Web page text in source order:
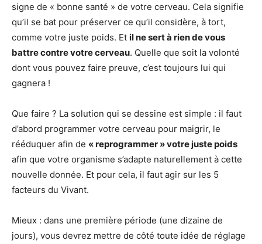
signe de « bonne santé » de votre cerveau. Cela signifie
qu’il se bat pour préserver ce qu’il considère, à tort,
comme votre juste poids. Et il ne sert à rien de vous
battre contre votre cerveau. Quelle que soit la volonté
dont vous pouvez faire preuve, c’est toujours lui qui
gagnera !
Que faire ? La solution qui se dessine est simple : il faut
d’abord programmer votre cerveau pour maigrir, le
rééduquer afin de « reprogrammer » votre juste poids
afin que votre organisme s’adapte naturellement à cette
nouvelle donnée. Et pour cela, il faut agir sur les 5
facteurs du Vivant.
Mieux : dans une première période (une dizaine de
jours), vous devrez mettre de côté toute idée de réglage